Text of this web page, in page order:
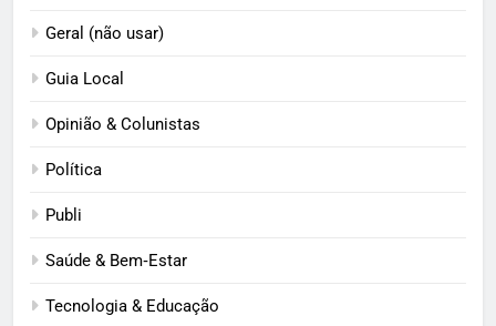
Geral (não usar)
Guia Local
Opinião & Colunistas
Política
Publi
Saúde & Bem‑Estar
Tecnologia & Educação